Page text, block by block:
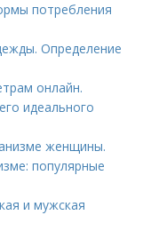
потребления
Определение
онлайн.
идеального
женщины.
популярные
и мужская